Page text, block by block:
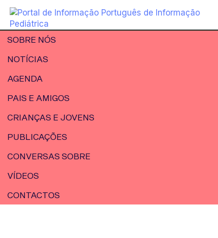
SOBRE NÓS
NOTÍCIAS
AGENDA
PAIS E AMIGOS
CRIANÇAS E JOVENS
PUBLICAÇÕES
CONVERSAS SOBRE
VÍDEOS
CONTACTOS